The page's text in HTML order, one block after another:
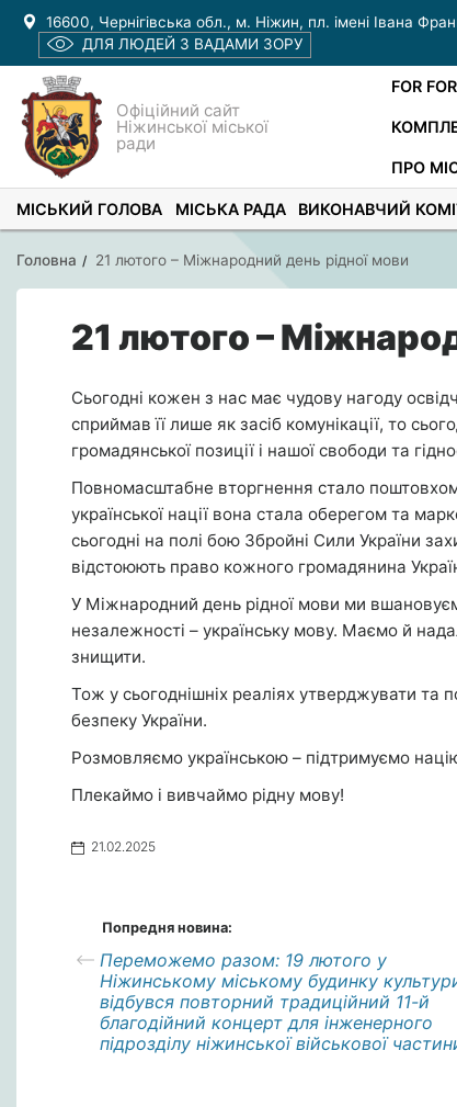
16600, Чернігівська обл., м. Ніжин, пл. імені Івана
ДЛЯ ЛЮДЕЙ З ВАДАМИ ЗОРУ
Офіційний сайт
Ніжинської міської
ради
FOR
ПРО
МІСЬКИЙ ГОЛОВА МІСЬКА РАДА ВИКОНАВЧИЙ
Головна 21 лютого – Міжнародний день рідної мови
21 лютого –
Сьогодні кожен з нас має чудову нагоду
сприймав її лише як засіб комунікації, то
громадянської позиції і нашої свободи та
Повномасштабне вторгнення стало
української нації вона стала оберегом та
сьогодні на полі бою Збройні Сили України
відстоюють право кожного громадянина
У Міжнародний день рідної мови ми
незалежності – українську мову. Маємо й
знищити.
Тож у сьогоднішніх реаліях утверджувати
безпеку України.
Розмовляємо українською – підтримуємо
Плекаймо і вивчаймо рідну мову!
21.02.2025
Попредня новина:
Переможемо разом: 19 лютого у
Ніжинському міському будинку
відбувся повторний традиційний 11-й
благодійний концерт для інженерного
підрозділу ніжинської військової